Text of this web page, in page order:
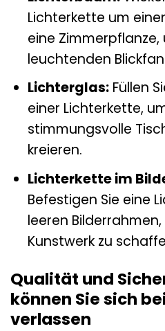
Lichterkette um
eine Zimmerpflanze,
leuchtenden
Lichterglas:Füllen
einer Lichterkette,
stimmungsvolle
kreieren.
Lichterkette im
Befestigen Sie eine
leeren
Kunstwerk zu
Qualität und
können Sie sich bei
verlassen